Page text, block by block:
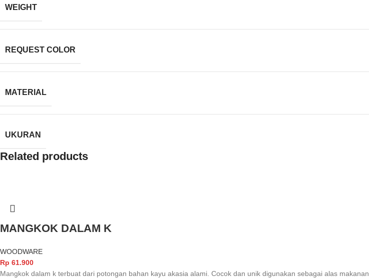
WEIGHT
REQUEST COLOR
MATERIAL
UKURAN
Related products
MANGKOK DALAM K
WOODWARE
Rp 61.900
Mangkok dalam k terbuat dari potongan bahan kayu akasia alami. Cocok dan unik digunakan sebagai alas makanan.